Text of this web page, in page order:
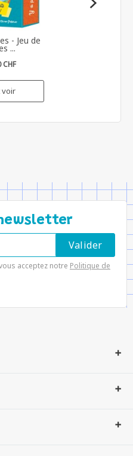
- Jeu de
...
CHF
voir
acceptez notre Politique de